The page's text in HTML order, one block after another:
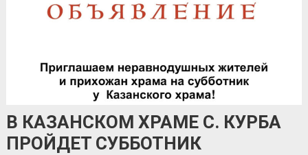
В КАЗАНСКОМ ХРАМЕ С. КУРБА
ПРОЙДЕТ СУББОТНИК